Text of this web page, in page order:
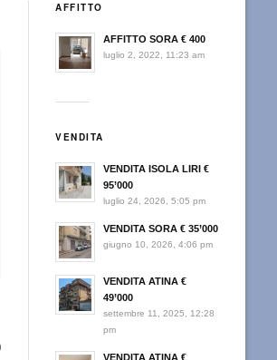
AFFITTO
AFFITTO SORA € 400
luglio 2, 2022, 11:23 am
VENDITA
VENDITA ISOLA LIRI €
95’000
luglio 24, 2026, 5:05 pm
VENDITA SORA € 35’000
giugno 10, 2026, 4:06 pm
VENDITA ATINA €
49’000
settembre 11, 2025, 12:28
pm
VENDITA ATINA €